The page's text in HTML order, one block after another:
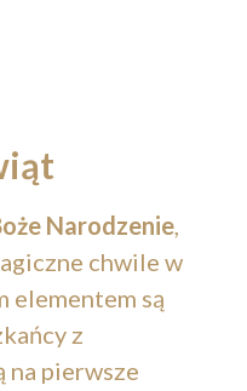
Narodzenie,
chwile w
elementem są
z
na pierwsze